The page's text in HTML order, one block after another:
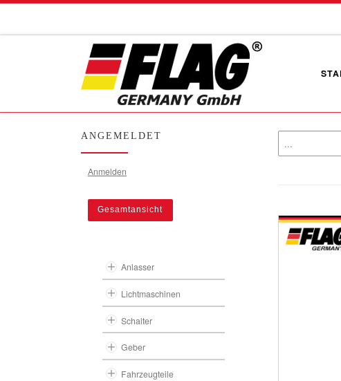
ANGEMELDET
Anmelden
Gesamtansicht
Anlasser
Lichtmaschinen
Schalter
Geber
Fahrzeugteile